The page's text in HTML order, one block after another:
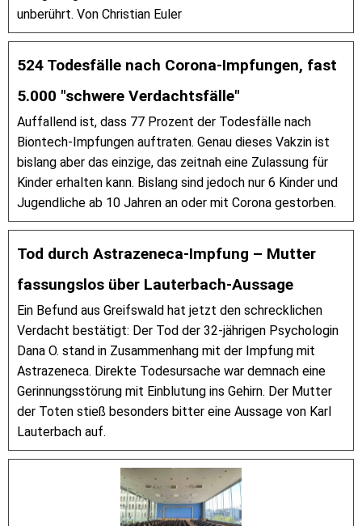
unberührt. Von Christian Euler
524 Todesfälle nach Corona-Impfungen, fast
5.000 "schwere Verdachtsfälle"
Auffallend ist, dass 77 Prozent der Todesfälle nach
Biontech-Impfungen auftraten. Genau dieses Vakzin ist
bislang aber das einzige, das zeitnah eine Zulassung für
Kinder erhalten kann. Bislang sind jedoch nur 6 Kinder und
Jugendliche ab 10 Jahren an oder mit Corona gestorben.
Tod durch Astrazeneca-Impfung – Mutter
fassungslos über Lauterbach-Aussage
Ein Befund aus Greifswald hat jetzt den schrecklichen
Verdacht bestätigt: Der Tod der 32-jährigen Psychologin
Dana O. stand in Zusammenhang mit der Impfung mit
Astrazeneca. Direkte Todesursache war demnach eine
Gerinnungsstörung mit Einblutung ins Gehirn. Der Mutter
der Toten stieß besonders bitter eine Aussage von Karl
Lauterbach auf.